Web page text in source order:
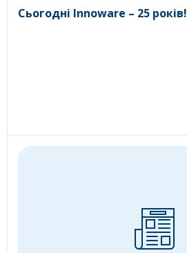
Сьогодні Innoware – 25 років!